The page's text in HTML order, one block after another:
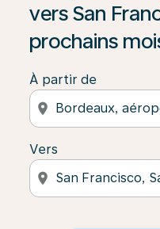
vers San
prochains
À partir de
location_on
Vers
location_on